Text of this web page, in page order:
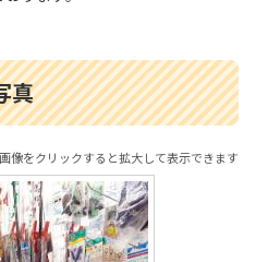
真
画像をクリックすると拡大して表示できます